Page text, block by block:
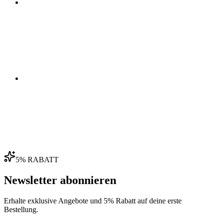
5% RABATT
Newsletter abonnieren
Erhalte exklusive Angebote und 5% Rabatt auf deine erste
Bestellung.